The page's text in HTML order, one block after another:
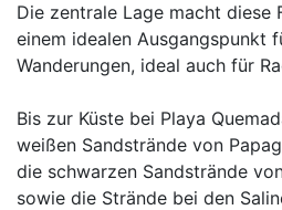
Die zentrale Lage macht diese
einem idealen Ausgangspunkt
Wanderungen, ideal auch für
Bis zur Küste bei Playa
weißen Sandstrände von
die schwarzen Sandstrände
sowie die Strände bei den